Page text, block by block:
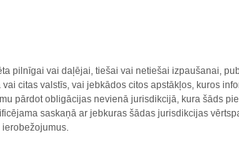
pilnīgai vai daļējai, tiešai vai netiešai izpaušanai,
citas valstīs, vai jebkādos citos apstākļos, kuros
pārdot obligācijas nevienā jurisdikcijā, kura šāds
saskaņā ar jebkuras šādas jurisdikcijas
ierobežojumus.